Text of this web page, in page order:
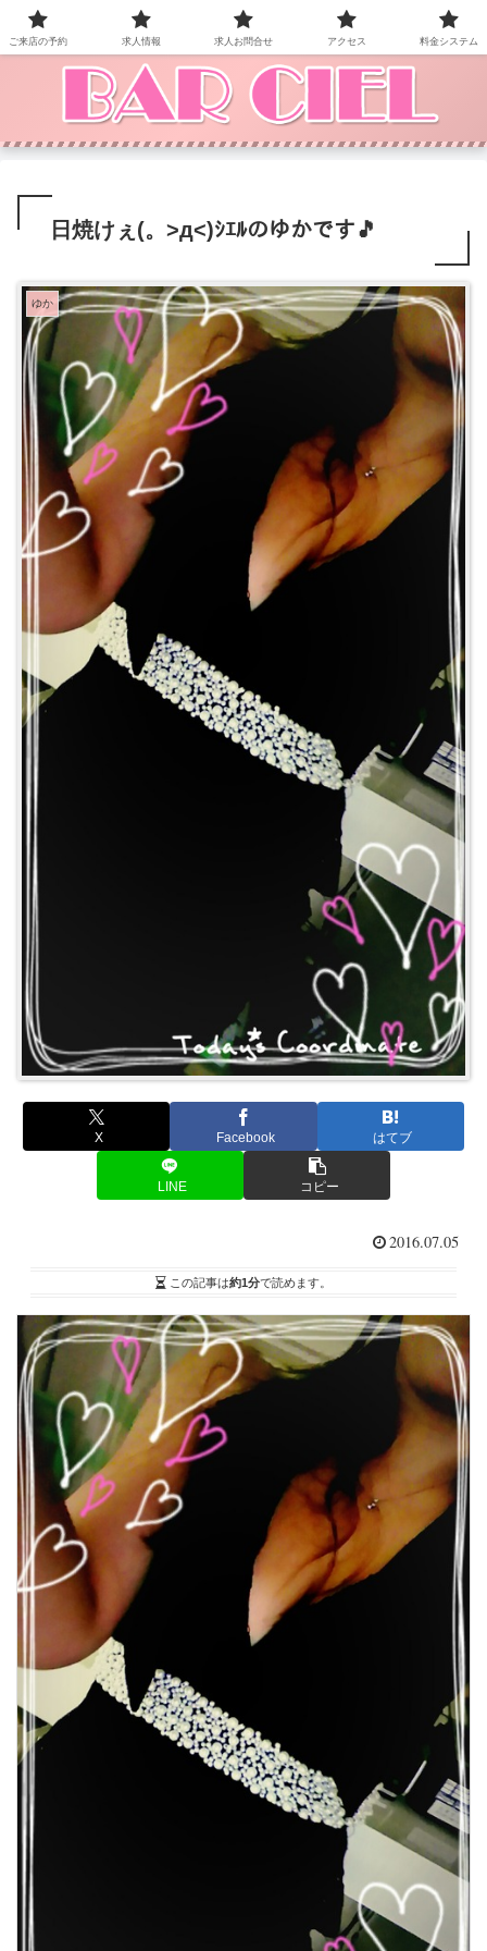
BAR CIEL！ご来店お待ちしています。
日焼けぇ(。>д<)ｼｴﾙのゆかです🎵
ゆか
X Facebook はてブ
LINE コピー
2016.07.05
この記事は約1分で読めます。
ご来店の予約 求人情報 求人お問合せ アクセス 料金システム